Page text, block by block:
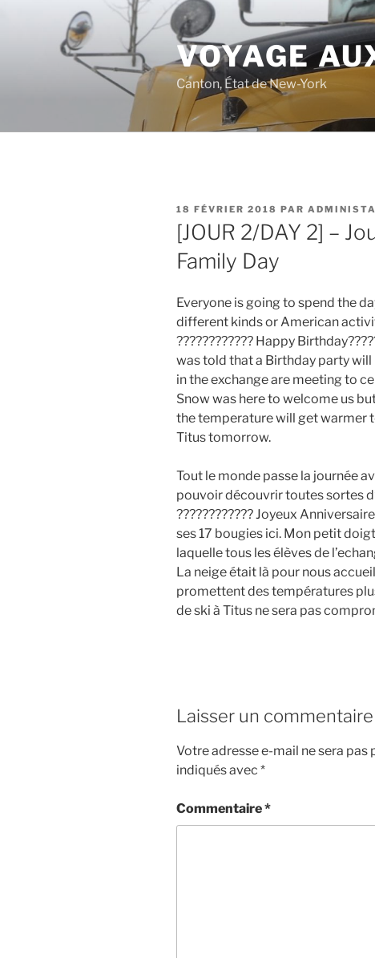
VOYAGE
Canton, État de New-York
PUBLIÉ
LE
18 FÉVRIER 2018 PAR
[JOUR 2/DAY 2] –
Family Day
Everyone is going to spend the
different kinds or American
???????????? Happy
was told that a Birthday party
in the exchange are meeting to
Snow was here to welcome us
the temperature will get warmer
Titus tomorrow.
Tout le monde passe la journée
pouvoir découvrir toutes sortes
???????????? Joyeux
ses 17 bougies ici. Mon petit
laquelle tous les élèves de
La neige était là pour nous
promettent des températures
de ski à Titus ne sera pas
Laisser un commentaire
Votre adresse e-mail ne sera pas
indiqués avec *
Commentaire*